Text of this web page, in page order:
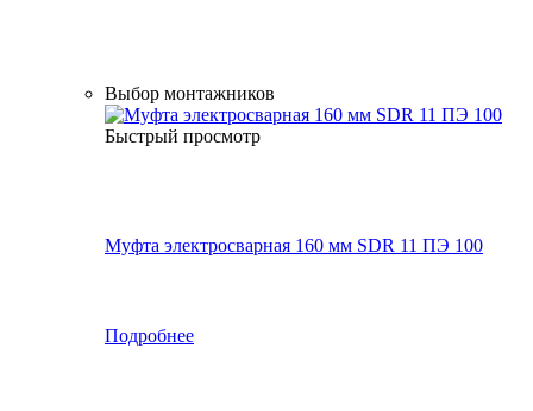
Выбор монтажников
Быстрый просмотр
Муфта электросварная 160 мм SDR 11 ПЭ 100
Подробнее